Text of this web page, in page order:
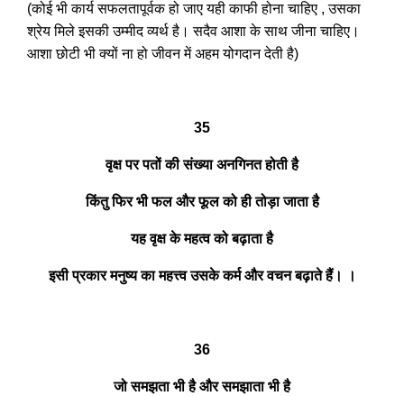
(कोई भी कार्य सफलतापूर्वक हो जाए यही काफी होना चाहिए , उसका
श्रेय मिले इसकी उम्मीद व्यर्थ है। सदैव आशा के साथ जीना चाहिए।
आशा छोटी भी क्यों ना हो जीवन में अहम योगदान देती है)
35
वृक्ष पर पतों की संख्या अनगिनत होती है
किंतु फिर भी फल और फूल को ही तोड़ा जाता है
यह वृक्ष के महत्व को बढ़ाता है
इसी प्रकार मनुष्य का महत्त्व उसके कर्म और वचन बढ़ाते हैं। ।
36
जो समझता भी है और समझाता भी है